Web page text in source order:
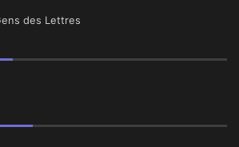
des Lettres